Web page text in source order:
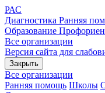
РАС
Диагностика Ранняя
Образование
Все организации
Версия сайта для
Закрыть
Все организации
Ранняя помощь Школы